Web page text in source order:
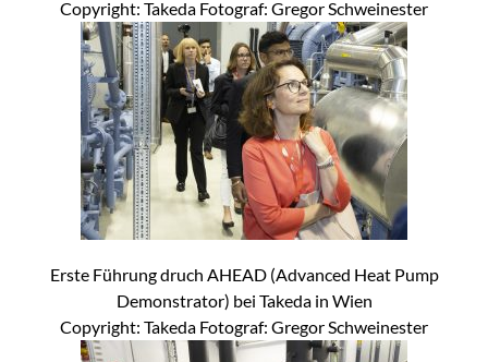
Copyright: Takeda Fotograf: Gregor Schweinester
Erste Führung druch AHEAD (Advanced Heat Pump
Demonstrator) bei Takeda in Wien
Copyright: Takeda Fotograf: Gregor Schweinester